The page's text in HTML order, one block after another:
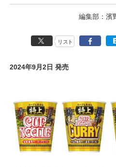
編集部：濱
リスト
2024年9月2日 発売